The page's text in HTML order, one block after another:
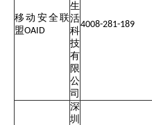
移动安全联
盟OAID
生
活
科
技
有
限
公
司
4008-281-189
深
圳